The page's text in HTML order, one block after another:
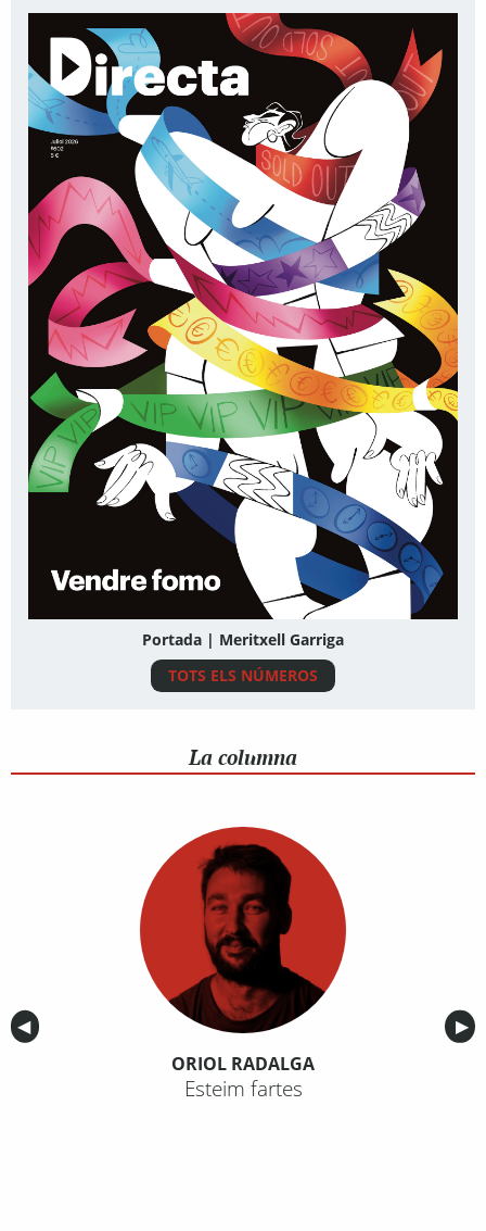
Portada | Meritxell Garriga
TOTS ELS NÚMEROS
La columna
Anterior
◀︎ ▶︎
ORIOL RADALGA
Esteim fartes